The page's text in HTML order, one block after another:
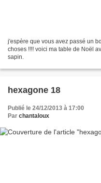
j'espère que vous avez passé un
choses !!!! voici ma table de Noël
sapin.
hexagone 18
Publié le 24/12/2013 à 17:00
Par chantaloux